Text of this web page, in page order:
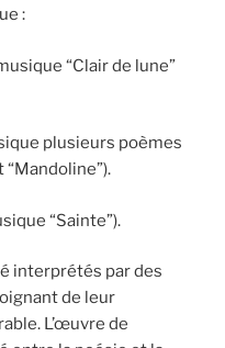
:
“Clair de lune”
plusieurs poèmes
“Mandoline”).
“Sainte”).
interprétés par des
de leur
L’œuvre de